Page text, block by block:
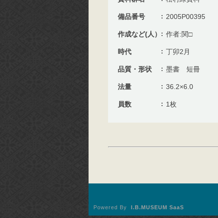
備品番号 2005P00395
作成など(人） 作者:関□
時代 丁卯2月
品質・形状 墨書 短冊
法量 36.2×6.0
員数 1枚
Powered By I.B.MUSEUM SaaS